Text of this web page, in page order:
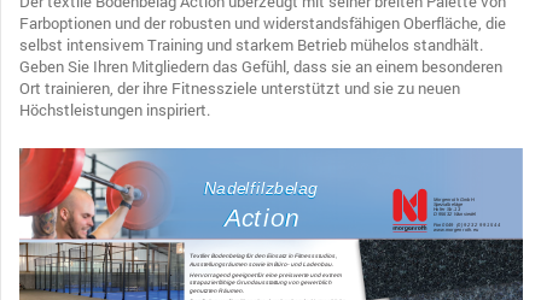
Farboptionen und der robusten und widerstandsfähigen Oberfläche, die
selbst intensivem Training und starkem Betrieb mühelos standhält.
Geben Sie Ihren Mitgliedern das Gefühl, dass sie an einem besonderen
Ort trainieren, der ihre Fitnessziele unterstützt und sie zu neuen
Höchstleistungen inspiriert.